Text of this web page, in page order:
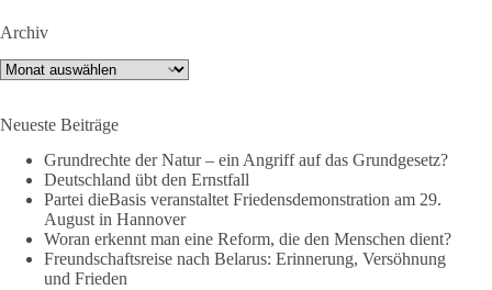
🟩🟩🟦🟦🟥🟥🟧🟧
Menschen mitbekommen, wofür wir stehen und warum es sich
lohnt, dieBasis zu wählen.
Mehr Infos:https://diebasis-st.de/wahlprogramm/
#dieBasis #Landtagswahl
#DeineStimmezählt #jetztunterstützen
Archiv
Archiv
Neueste Beiträge
Grundrechte der Natur – ein Angriff auf das Grundgesetz?
Deutschland übt den Ernstfall
Partei dieBasis veranstaltet Friedensdemonstration am 29.
August in Hannover
Woran erkennt man eine Reform, die den Menschen dient?
Freundschaftsreise nach Belarus: Erinnerung, Versöhnung
und Frieden